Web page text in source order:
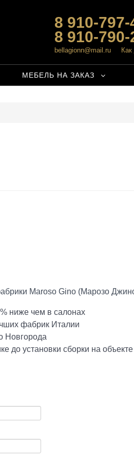
8 910-797-
8 910-790-
bellagionn@mail.ru
МЕБЕЛЬ НА ЗАКАЗ
Maroso Gino (Марозо
ниже чем в салонах
фабрик Италии
Новгорода
до установки сборки на объекте